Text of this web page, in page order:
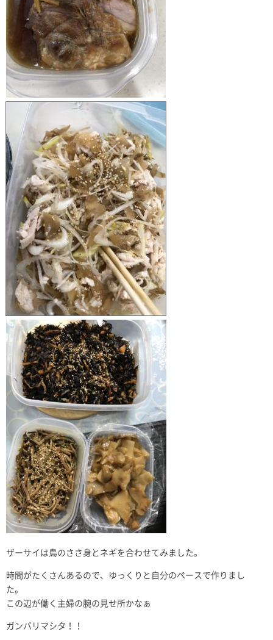
ザーサイは鳥のささ身とネギを合わせてみました。
時間がたくさんあるので、ゆっくりと自分のペースで作りまし
た。
この辺が働く主婦の腕の見せ所かなぁ
ガンバリマシタ！！